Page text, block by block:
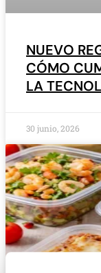
NUEVO
CÓMO
LA
30 junio, 2026